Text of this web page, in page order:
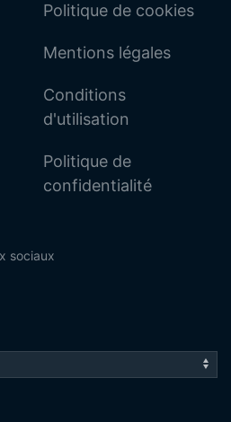
Politique de cookies
Mentions légales
Conditions
d'utilisation
Politique de
confidentialité
sociaux